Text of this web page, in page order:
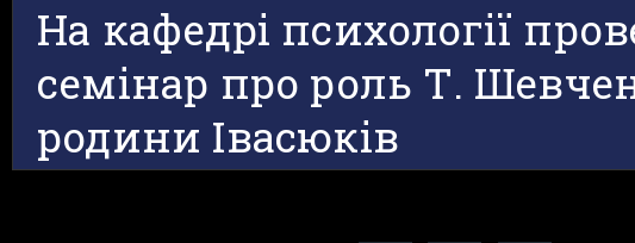
На кафедрі психології
семінар про роль Т.
родини Івасюків